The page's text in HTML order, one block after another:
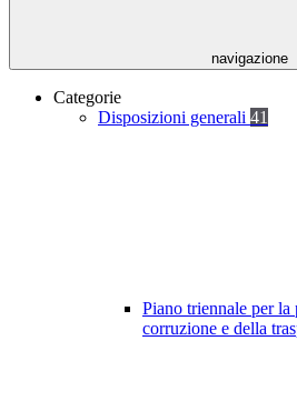
navigazione
Categorie
Disposizioni generali 41
Piano triennale per la
corruzione e della